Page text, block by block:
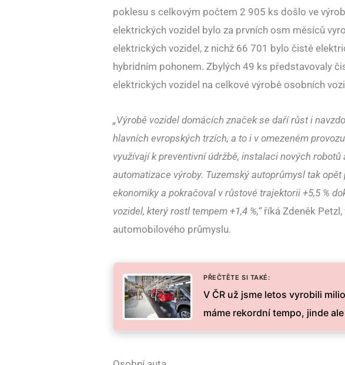
poklesu s celkovým počtem 2 905 ks došlo ve
elektrických vozidel bylo za prvních osm měsíců
elektrických vozidel, z nichž 66 701 bylo čistě
hybridním pohonem. Zbylých 49 ks představovaly
elektrických vozidel na celkové výrobě osobních
„Výrobě vozidel domácích značek se daří růst i
hlavních evropských trzích, a to i v omezeném
využívají k preventivní údržbě, instalaci nových
automatizace výroby. Tuzemský autoprůmysl tak
ekonomiky a pokračoval v růstové trajektorii +5,5 %
vozidel, který rostl tempem +1,4 %,“říká Zdeněk Petzl,
automobilového průmyslu.
PŘEČTĚTE SI TAKÉ:
V ČR už jsme letos vyrobili
máme rekordní tempo, jinde